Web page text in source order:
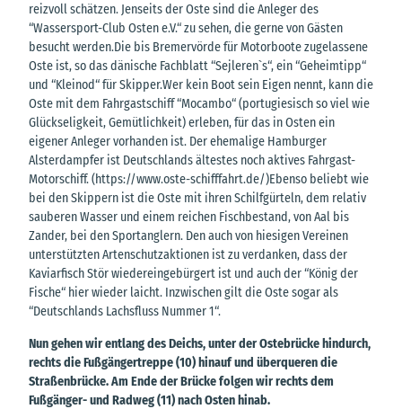
reizvoll schätzen. Jenseits der Oste sind die Anleger des
“Wassersport-Club Osten e.V.“ zu sehen, die gerne von Gästen
besucht werden.Die bis Bremervörde für Motorboote zugelassene
Oste ist, so das dänische Fachblatt “Sejleren`s“, ein “Geheimtipp“
und “Kleinod“ für Skipper.Wer kein Boot sein Eigen nennt, kann die
Oste mit dem Fahrgastschiff “Mocambo“ (portugiesisch so viel wie
Glückseligkeit, Gemütlichkeit) erleben, für das in Osten ein
eigener Anleger vorhanden ist. Der ehemalige Hamburger
Alsterdampfer ist Deutschlands ältestes noch aktives Fahrgast-
Motorschiff. (https://www.oste-schifffahrt.de/)Ebenso beliebt wie
bei den Skippern ist die Oste mit ihren Schilfgürteln, dem relativ
sauberen Wasser und einem reichen Fischbestand, von Aal bis
Zander, bei den Sportanglern. Den auch von hiesigen Vereinen
unterstützten Artenschutzaktionen ist zu verdanken, dass der
Kaviarfisch Stör wiedereingebürgert ist und auch der “König der
Fische“ hier wieder laicht. Inzwischen gilt die Oste sogar als
“Deutschlands Lachsfluss Nummer 1“.
Nun gehen wir entlang des Deichs, unter der Ostebrücke hindurch,
rechts die Fußgängertreppe (10) hinauf und überqueren die
Straßenbrücke. Am Ende der Brücke folgen wir rechts dem
Fußgänger- und Radweg (11) nach Osten hinab.